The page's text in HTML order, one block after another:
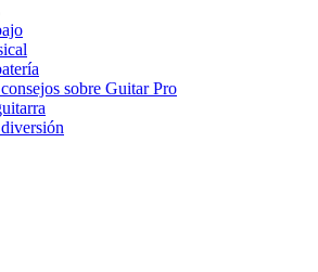
sobre Guitar Pro